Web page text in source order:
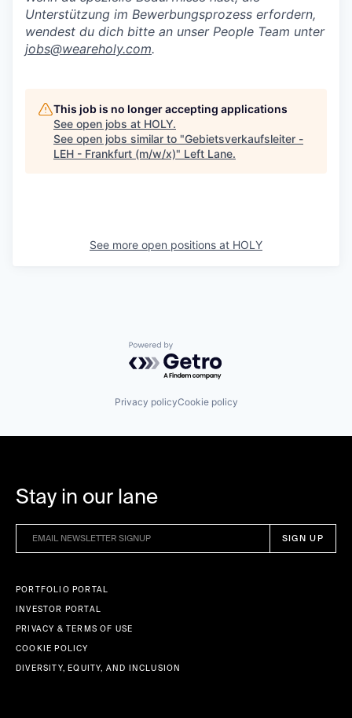
Unterstützung im Bewerbungsprozess erfordern,
wendest du dich bitte an unser People Team unter
jobs@weareholy.com.
This job is no longer accepting applications
See open jobs at HOLY.
See open jobs similar to "Gebietsverkaufsleiter -
LEH - Frankfurt (m/w/x)" Left Lane.
See more open positions at HOLY
Powered by Getro.com
Privacy policyCookie policy
Stay in our lane
PORTFOLIO PORTAL
INVESTOR PORTAL
PRIVACY & TERMS OF USE
COOKIE POLICY
DIVERSITY, EQUITY, AND INCLUSION